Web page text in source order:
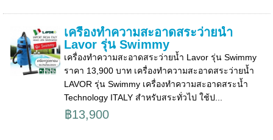
เครื่องทำความสะอาดสระว่ายน้ำ
Lavor รุ่น Swimmy
เครื่องทำความสะอาดสระว่ายน้ำ Lavor รุ่น Swimmy
ราคา 13,900 บาท เครื่องทำความสะอาดสระว่ายน้ำ
LAVOR รุ่น Swimmy เครื่องทำความสะอาดสระน้ำ
Technology ITALY สำหรับสระทั่วไป ใช้ป...
฿13,900